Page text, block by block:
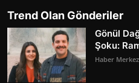
Trend Olan Gönderiler
Gönül
Şoku:
Haber